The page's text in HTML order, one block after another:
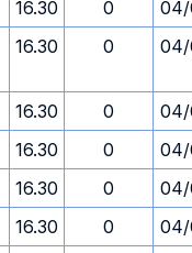
16.30 0
04/
16.30 0 04/
16.30 0
04/
16.30 0
04/
16.30 0
04/
16.30 0
04/